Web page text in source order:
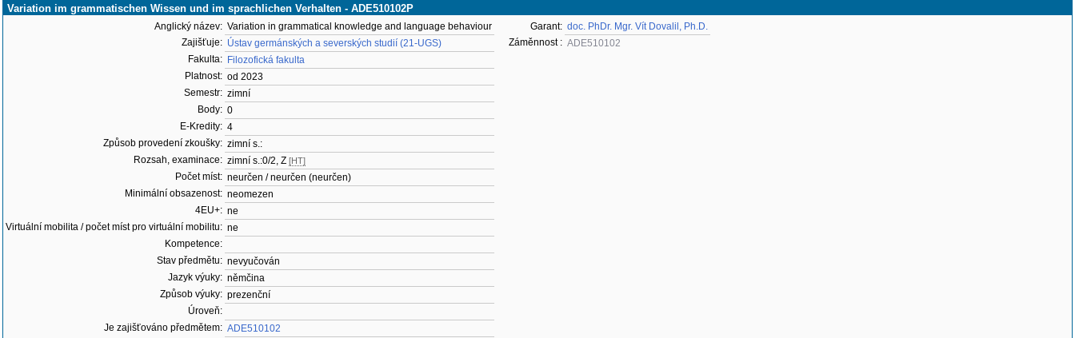
Variation im grammatischen Wissen und im sprachlichen Verhalten - ADE510102P
Anglický název: Variation in grammatical knowledge and language behaviour
Zajišťuje: Ústav germánských a severských studií (21-UGS)
Fakulta: Filozofická fakulta
Platnost: od 2023
Semestr: zimní
Body: 0
E-Kredity: 4
Způsob provedení zkoušky: zimní s.:
Rozsah, examinace: zimní s.:0/2, Z [HT]
Počet míst: neurčen / neurčen (neurčen)
Minimální obsazenost: neomezen
4EU+: ne
Virtuální mobilita / počet míst pro virtuální mobilitu: ne
Kompetence:
Stav předmětu: nevyučován
Jazyk výuky: němčina
Způsob výuky: prezenční
Úroveň:
Je zajišťováno předmětem: ADE510102
Garant: doc. PhDr. Mgr. Vít Dovalil, Ph.D.
Záměnnost : ADE510102